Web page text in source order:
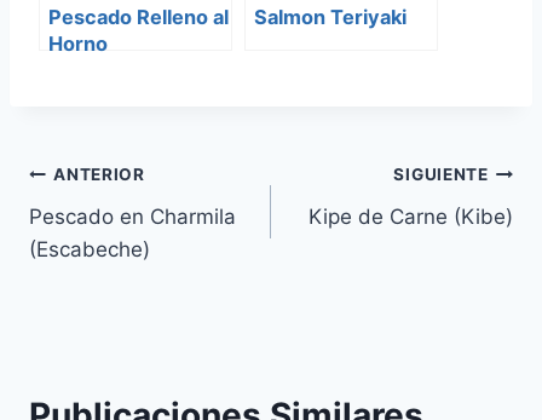
Pescado Relleno al
Horno
Salmon Teriyaki
Navegación
de
ANTERIOR
Pescado en Charmila
(Escabeche)
SIGUIENTE
Kipe de Carne (Kibe)